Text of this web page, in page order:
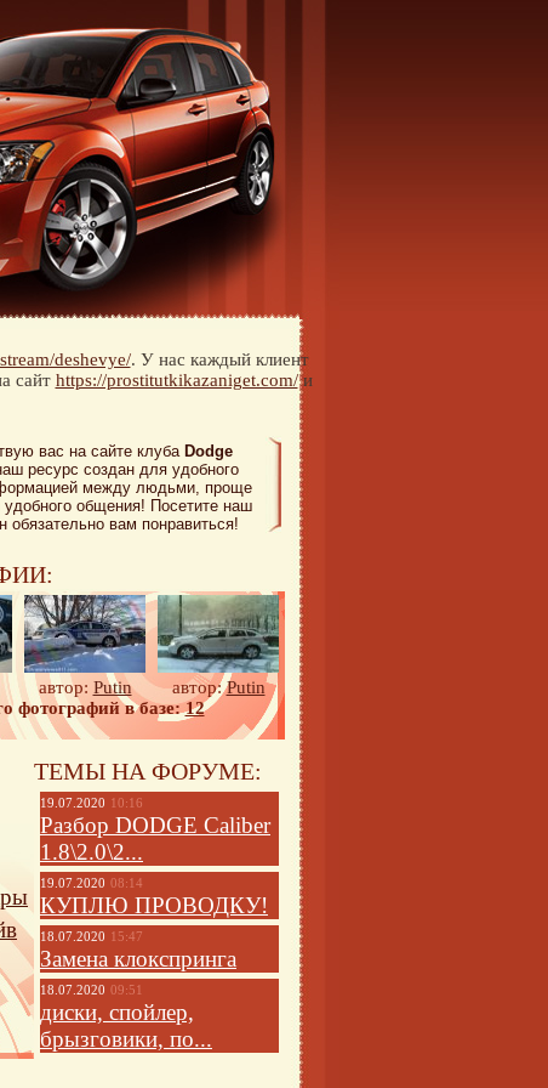
deshevye/. У нас каждый клиент
сайт https://prostitutkikazaniget.com/и
вас на сайте клуба Dodge
ресурс создан для удобного
между людьми, проще
удобного общения! Посетите наш
обязательно вам понравиться!
автор: Putin автор:Putin
фотографий в базе:12
ТЕМЫ НА ФОРУМЕ:
19.07.2020 10:16
Разбор DODGE Caliber
1.8\2.0\2...
19.07.2020 08:14
КУПЛЮ ПРОВОДКУ!
18.07.2020 15:47
Замена клокспринга
18.07.2020 09:51
диски, спойлер,
брызговики, по...